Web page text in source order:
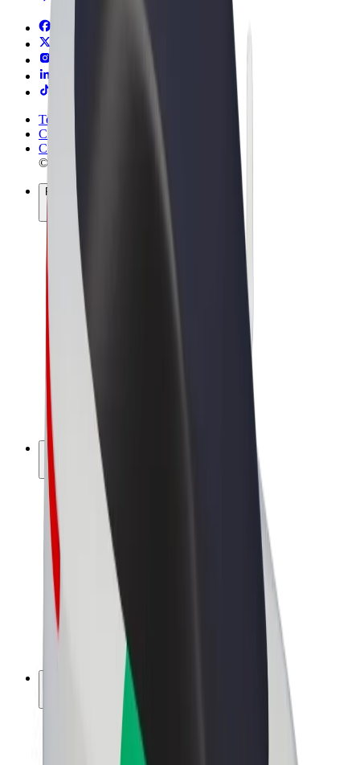
Termene & Condiții
Confidențialitate
Cookie-uri
© 2026 Bolt Technology OÜ
Produse
Curse
Trotinete electrice
Bolt Market
Bolt Food
Bolt Drive
Bolt for Business
Biciclete electrice
Bolt Plus
Câștigă cu Bolt
Câștiguri șofer partener
Câștiguri curier
Comercianți Bolt Food
Despre Bolt